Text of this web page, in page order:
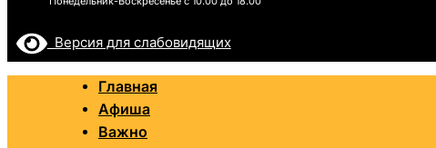
Версия для слабовидящих
Главная
Афиша
Важно